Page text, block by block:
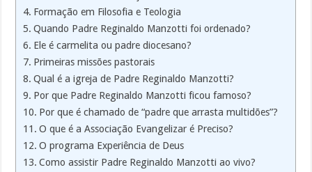
Formação em Filosofia e Teologia
Quando Padre Reginaldo Manzotti foi ordenado?
Ele é carmelita ou padre diocesano?
Primeiras missões pastorais
Qual é a igreja de Padre Reginaldo Manzotti?
Por que Padre Reginaldo Manzotti ficou famoso?
Por que é chamado de “padre que arrasta multidões”?
O que é a Associação Evangelizar é Preciso?
O programa Experiência de Deus
Como assistir Padre Reginaldo Manzotti ao vivo?